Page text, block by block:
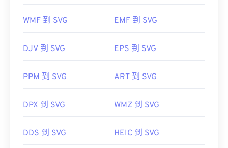
初始發布：1993
href="https://de.wikipedia.org/wiki/Comic-
target="_blank">https://de.wikipedia.org/wiki/Comic-
href="https://www.lifewire.com/svg-file-
https://en.wikipedia.org/wiki/
WMF 到 SVG EMF 到 SVG
DJV 到 SVG EPS 到 SVG
PPM 到 SVG ART 到 SVG
DPX 到 SVG WMZ 到 SVG
DDS 到 SVG HEIC 到 SVG